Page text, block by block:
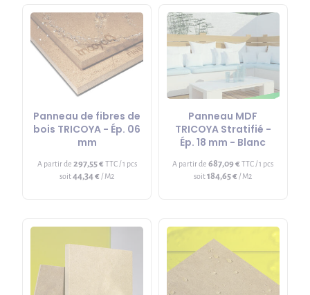
Panneau de fibres de
bois TRICOYA - Ép. 06
mm
A partir de 297,55 € TTC / 1 pcs
soit44,34 € / M2
Panneau MDF
TRICOYA Stratifié -
Ép. 18 mm - Blanc
A partir de687,09 € TTC / 1 pcs
soit184,65 € / M2